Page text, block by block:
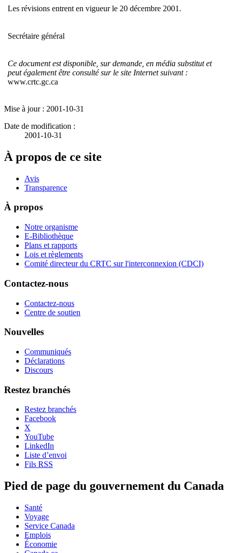
Les révisions entrent en vigueur le 20 décembre 2001.
Secrétaire général
Ce document est disponible, sur demande, en média substitut et
peut également être consulté sur le site Internet suivant :
www.crtc.gc.ca
Mise à jour : 2001-10-31
Date de modification :
2001-10-31
À propos de ce site
Avis
Transparence
À propos
Notre organisme
E-Bibliothèque
Plans et rapports
Lois et règlements
Comité directeur du CRTC sur l'interconnexion (CDCI)
Contactez-nous
Contactez-nous
Centre de soutien
Nouvelles
Communiqués
Déclarations
Discours
Restez branchés
Restez branchés
Facebook
X
YouTube
LinkedIn
Liste d’envoi
Fils RSS
Pied de page du gouvernement du Canada
Santé
Voyage
Service Canada
Emplois
Économie